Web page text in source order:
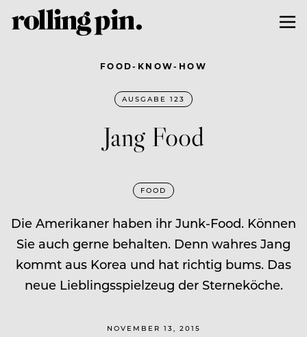
FOOD-KNOW-HOW
AUSGABE 123
Jang Food
FOOD
Die Amerikaner haben ihr Junk-Food. Können
Sie auch gerne behalten. Denn wahres Jang
kommt aus Korea und hat richtig bums. Das
neue Lieblingsspielzeug der Sterneköche.
NOVEMBER 13, 2015